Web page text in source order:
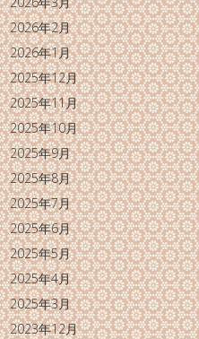
2026年2月
2026年1月
2025年12月
2025年11月
2025年10月
2025年9月
2025年8月
2025年7月
2025年6月
2025年5月
2025年4月
2025年3月
2023年12月